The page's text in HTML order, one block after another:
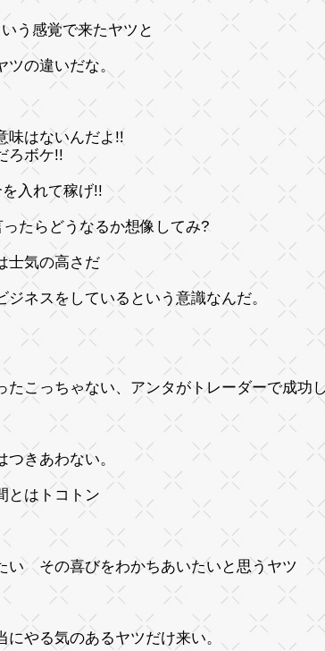
う感覚で来たヤツと
の違いだな。
はないんだよ!!
ろボケ!!
入れて稼げ!!
たらどうなるか想像してみ?
士気の高さだ
ネスをしているという意識なんだ。
こっちゃない、アンタがトレーダーで成功
きあわない。
とはトコトン
い その喜びをわかちあいたいと思うヤツ
やる気のあるヤツだけ来い。